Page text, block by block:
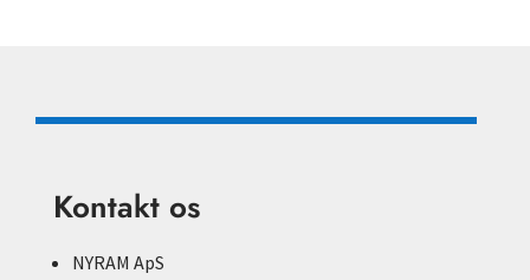
Kontakt os
NYRAM ApS